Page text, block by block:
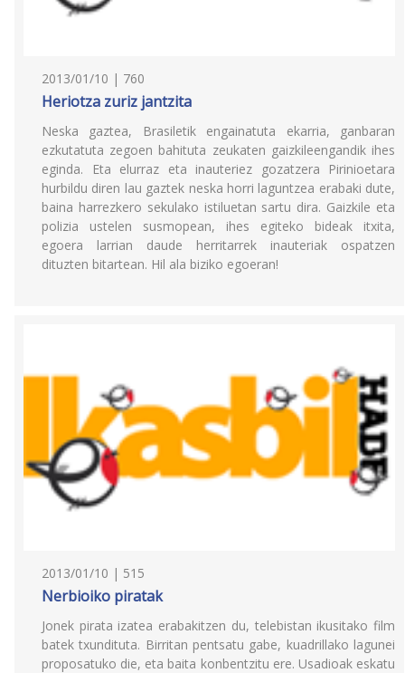
2013/01/10 | 760
Heriotza zuriz jantzita
Neska gaztea, Brasiletik engainatuta ekarria, ganbaran
ezkutatuta zegoen bahituta zeukaten gaizkileengandik ihes
eginda. Eta elurraz eta inauteriez gozatzera Pirinioetara
hurbildu diren lau gaztek neska horri laguntzea erabaki dute,
baina harrezkero sekulako istiluetan sartu dira. Gaizkile eta
polizia ustelen susmopean, ihes egiteko bideak itxita,
egoera larrian daude herritarrek inauteriak ospatzen
dituzten bitartean. Hil ala biziko egoeran!
2013/01/10 | 515
Nerbioiko piratak
Jonek pirata izatea erabakitzen du, telebistan ikusitako film
batek txundituta. Birritan pentsatu gabe, kuadrillako lagunei
proposatuko die, eta baita konbentzitu ere. Usadioak eskatu